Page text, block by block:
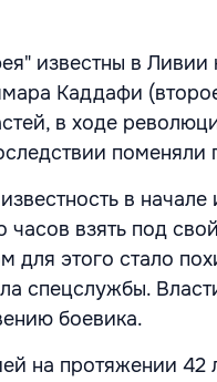
известны в Ливии
Каддафи
в ходе
поменяли
в начале
часов взять под
этого стало
спецслужбы.
боевика.
на протяжении 42